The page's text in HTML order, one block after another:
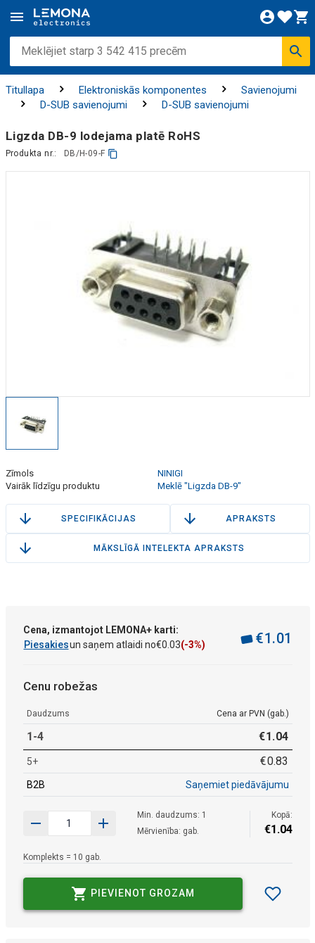
Titullapa Elektroniskās komponentes
Savienojumi
D-SUB savienojumi
D-SUB savienojumi
Ligzda DB-9 lodejama platē RoHS
Produkta nr.: DB/H-09-F
Zīmols
NINIGI
Vairāk līdzīgu produktu
Meklē "Ligzda DB-9"
SPECIFIKĀCIJAS APRAKSTS
MĀKSLĪGĀ INTELEKTA APRAKSTS
Cena, izmantojot LEMONA+ karti:
Piesakiesun saņem atlaidi no€0 03(-3%) €1.01
Cenu robežas
Daudzums Cena ar PVN (gab.)
1-4 €1.04
5+ €0.83
B2B Saņemiet piedāvājumu
Min. daudzums: 1
Mērvienība: gab.
Kopā:
€1.04
Komplekts = 10 gab.
PIEVIENOT GROZAM